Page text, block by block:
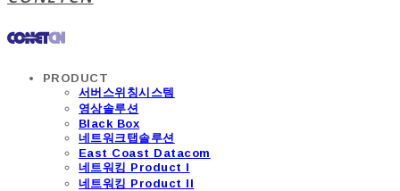
PRODUCT
서버스위칭시스템
영상솔루션
Black Box
네트워크탭솔루션
East Coast Datacom
네트워킹 Product I
네트워킹 Product II